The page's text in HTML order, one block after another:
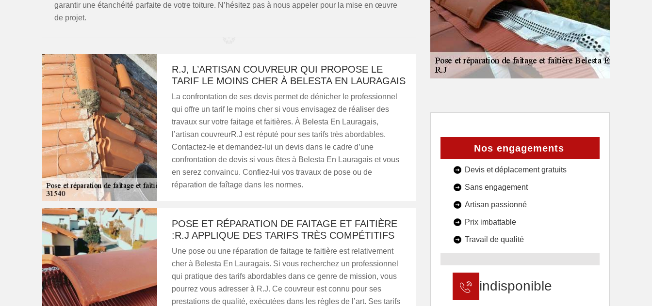
garantir une étanchéité parfaite de votre toiture. N’hésitez pas à nous appeler pour la mise en œuvre
de projet.
R.J, L’ARTISAN COUVREUR QUI PROPOSE LE
TARIF LE MOINS CHER À BELESTA EN LAURAGAIS
La confrontation de ses devis permet de dénicher le professionnel
qui offre un tarif le moins cher si vous envisagez de réaliser des
travaux sur votre faitage et faitières. À Belesta En Lauragais,
l’artisan couvreurR.J est réputé pour ses tarifs très abordables.
Contactez-le et demandez-lui un devis dans le cadre d’une
confrontation de devis si vous êtes à Belesta En Lauragais et vous
en serez convaincu. Confiez-lui vos travaux de pose ou de
réparation de faîtage dans les normes.
POSE ET RÉPARATION DE FAITAGE ET FAITIÈRE
:R.J APPLIQUE DES TARIFS TRÈS COMPÉTITIFS
Une pose ou une réparation de faitage te faitière est relativement
cher à Belesta En Lauragais. Si vous recherchez un professionnel
qui pratique des tarifs abordables dans ce genre de mission, vous
pourrez vous adresser à R.J. Ce couvreur est connu pour ses
prestations de qualité, exécutées dans les règles de l’art. Ses tarifs
Nos engagements
Devis et déplacement gratuits
Sans engagement
Artisan passionné
Prix imbattable
Travail de qualité
indisponible